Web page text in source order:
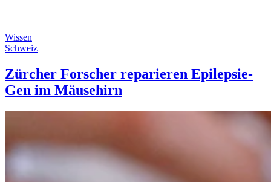
Wissen
Schweiz
Zürcher Forscher reparieren Epilepsie-
Gen im Mäusehirn